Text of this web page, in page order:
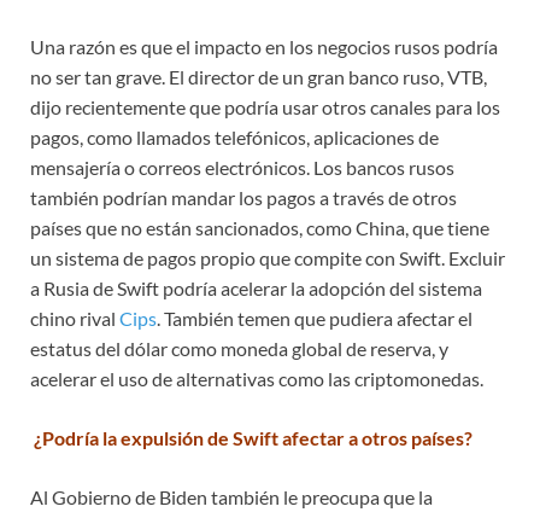
Una razón es que el impacto en los negocios rusos podría
no ser tan grave. El director de un gran banco ruso, VTB,
dijo recientemente que podría usar otros canales para los
pagos, como llamados telefónicos, aplicaciones de
mensajería o correos electrónicos. Los bancos rusos
también podrían mandar los pagos a través de otros
países que no están sancionados, como China, que tiene
un sistema de pagos propio que compite con Swift. Excluir
a Rusia de Swift podría acelerar la adopción del sistema
chino rival Cips. También temen que pudiera afectar el
estatus del dólar como moneda global de reserva, y
acelerar el uso de alternativas como las criptomonedas.
¿Podría la expulsión de Swift afectar a otros países?
Al Gobierno de Biden también le preocupa que la